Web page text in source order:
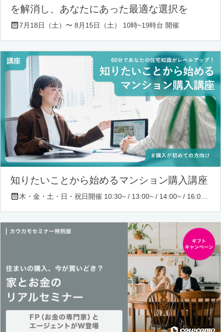
を解消し、あなたにあった最適な選択を
7月18日（土）〜 8月15日（土） 10時~19時台 開催
知りたいことから始めるマンション購入講座